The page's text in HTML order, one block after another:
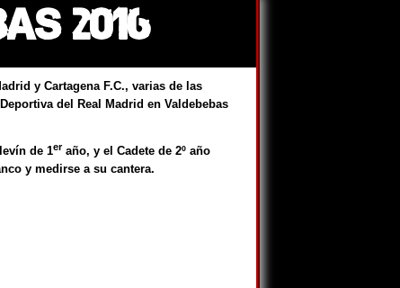
2016
y Cartagena F.C., varias de las
del Real Madrid en Valdebebas
de 1er año, y el Cadete de 2º año
y medirse a su cantera.